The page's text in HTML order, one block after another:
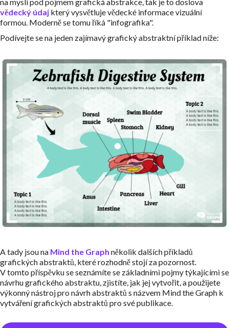
vědecký údaj který vysvětluje vědecké informace vizuální
formou. Moderně se tomu říká "infografika".
Podívejte se na jeden zajímavý grafický abstraktní příklad níže:
A tady jsou na Mind the Graph několik dalších příkladů
grafických abstraktů, které rozhodně stojí za pozornost.
V tomto příspěvku se seznámíte se základními pojmy týkajícími se
návrhu grafického abstraktu, zjistíte, jak jej vytvořit, a použijete
výkonný nástroj pro návrh abstraktů s názvem Mind the Graph k
vytváření grafických abstraktů pro své publikace.